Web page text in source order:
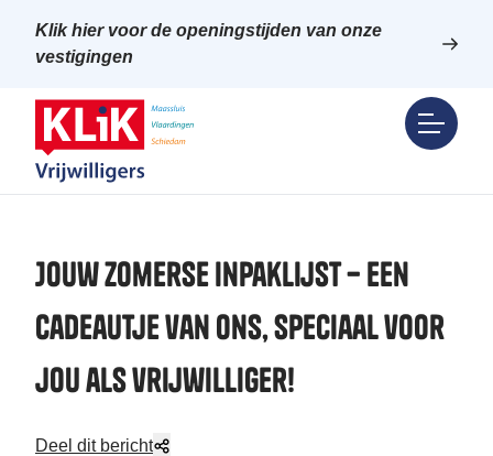
Klik hier voor de openingstijden van onze
vestigingen
Jouw zomerse inpaklijst – een
cadeautje van ons, speciaal voor
jou als vrijwilliger!
Deel dit bericht